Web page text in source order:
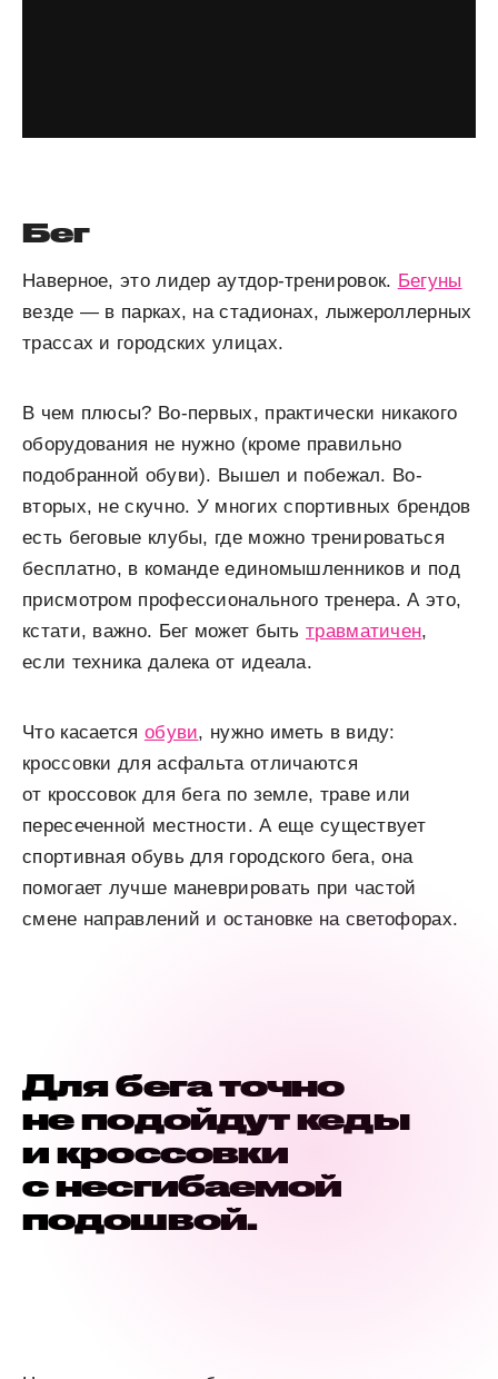
Бег
Наверное, это лидер аутдор-тренировок. Бегуны
везде — в парках, на стадионах, лыжероллерных
трассах и городских улицах.
В чем плюсы? Во-первых, практически никакого
оборудования не нужно (кроме правильно
подобранной обуви). Вышел и побежал. Во-
вторых, не скучно. У многих спортивных брендов
есть беговые клубы, где можно тренироваться
бесплатно, в команде единомышленников и под
присмотром профессионального тренера. А это,
кстати, важно. Бег может бытьтравматичен,
если техника далека от идеала.
Что касается обуви, нужно иметь в виду:
кроссовки для асфальта отличаются
от кроссовок для бега по земле, траве или
пересеченной местности. А еще существует
спортивная обувь для городского бега, она
помогает лучше маневрировать при частой
смене направлений и остановке на светофорах.
Для бега точно
не подойдут кеды
и кроссовки
с несгибаемой
подошвой.